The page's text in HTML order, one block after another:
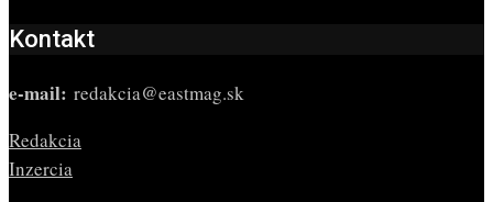
Kontakt
e-mail: redakcia@eastmag.sk
Redakcia
Inzercia